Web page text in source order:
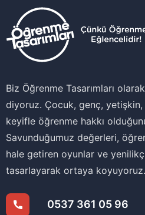
Biz Öğrenme Tasarımları
diyoruz. Çocuk, genç,
keyifle öğrenme hakkı
Savunduğumuz değerleri,
hale getiren oyunlar ve
tasarlayarak ortaya koyuyoruz.
0537 361 05 96